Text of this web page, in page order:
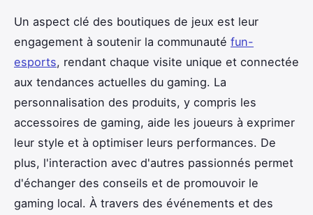
Un aspect clé des boutiques de jeux est leur
engagement à soutenir la communauté fun-
esports, rendant chaque visite unique et connectée
aux tendances actuelles du gaming. La
personnalisation des produits, y compris les
accessoires de gaming, aide les joueurs à exprimer
leur style et à optimiser leurs performances. De
plus, l'interaction avec d'autres passionnés permet
d'échanger des conseils et de promouvoir le
gaming local. À travers des événements et des